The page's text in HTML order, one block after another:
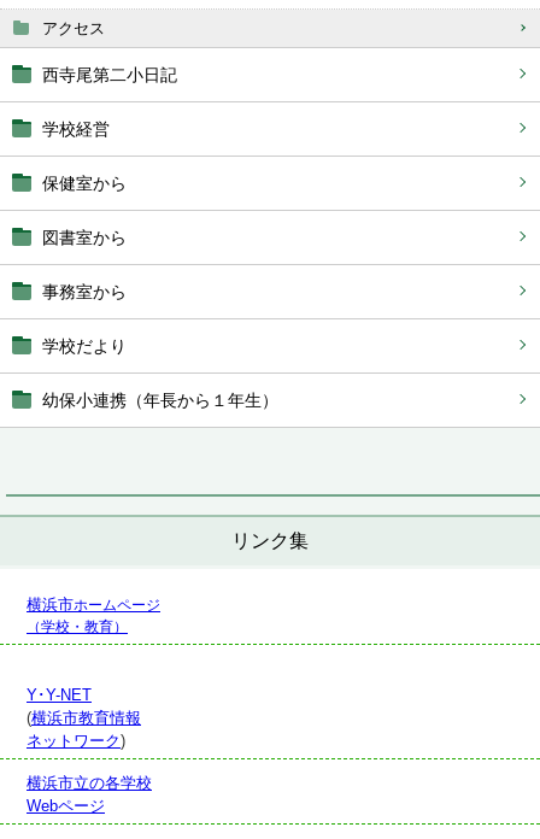
アクセス
西寺尾第二小日記
学校経営
保健室から
図書室から
事務室から
学校だより
幼保小連携（年長から１年生）
リンク集
横浜市ホームページ
（学校・教育）
Y･Y-NET
(横浜市教育情報
ネットワーク)
横浜市立の各学校
Webページ